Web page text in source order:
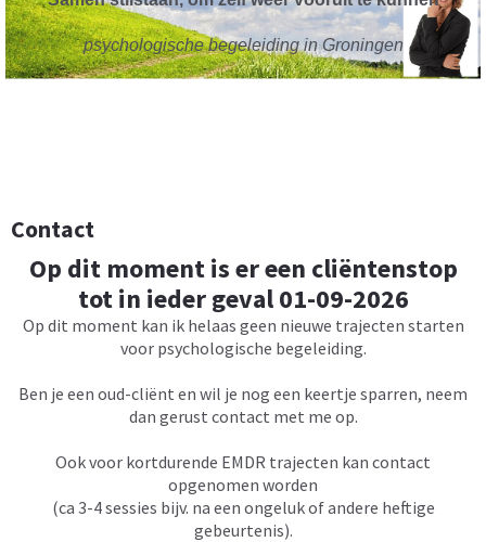
psychologische begeleiding in Groningen
Contact
Op dit moment is er een cliëntenstop
tot in ieder geval 01-09-2026
Op dit moment kan ik helaas geen nieuwe trajecten starten
voor psychologische begeleiding.
Ben je een oud-cliënt en wil je nog een keertje sparren, neem
dan gerust contact met me op.
Ook voor kortdurende EMDR trajecten kan contact
opgenomen worden
(ca 3-4 sessies bijv. na een ongeluk of andere heftige
gebeurtenis).